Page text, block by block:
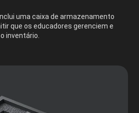
uma caixa de armazenamento
que os educadores gerenciem e
inventário.